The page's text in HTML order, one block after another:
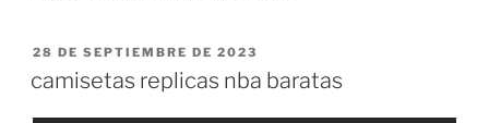
PUBLICADO
28 DE SEPTIEMBRE DE 2023
camisetas replicas nba baratas